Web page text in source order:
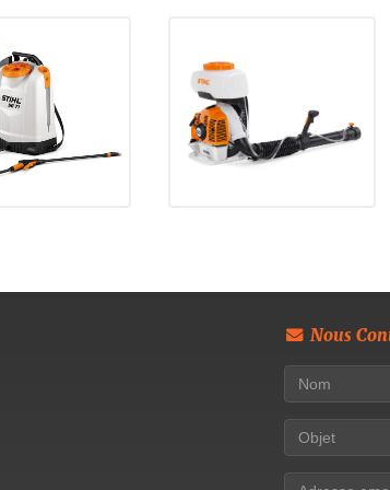
Nous